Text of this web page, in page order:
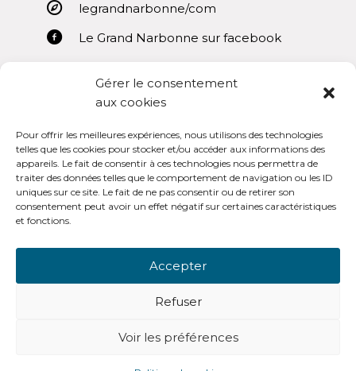
legrandnarbonne/com
Le Grand Narbonne sur facebook
Mentions légales
Conditions générales d’utilisation
OpenSub Portail V3.0
Gérer le consentement
aux cookies
Pour offrir les meilleures expériences, nous utilisons des technologies
telles que les cookies pour stocker et/ou accéder aux informations des
appareils. Le fait de consentir à ces technologies nous permettra de
traiter des données telles que le comportement de navigation ou les ID
uniques sur ce site. Le fait de ne pas consentir ou de retirer son
consentement peut avoir un effet négatif sur certaines caractéristiques
et fonctions.
Accepter
Refuser
Voir les préférences